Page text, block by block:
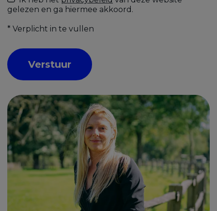
gelezen en ga hiermee akkoord.
* Verplicht in te vullen
Verstuur